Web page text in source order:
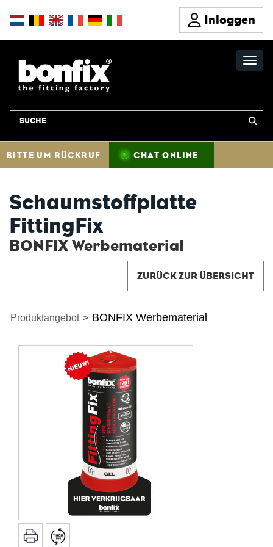
Inloggen
BITTE UM RÜCKRUF CHAT ONLINE
Schaumstoffplatte
FittingFix
BONFIX Werbematerial
ZURÜCK ZUR ÜBERSICHT
Produktangebot > BONFIX Werbematerial